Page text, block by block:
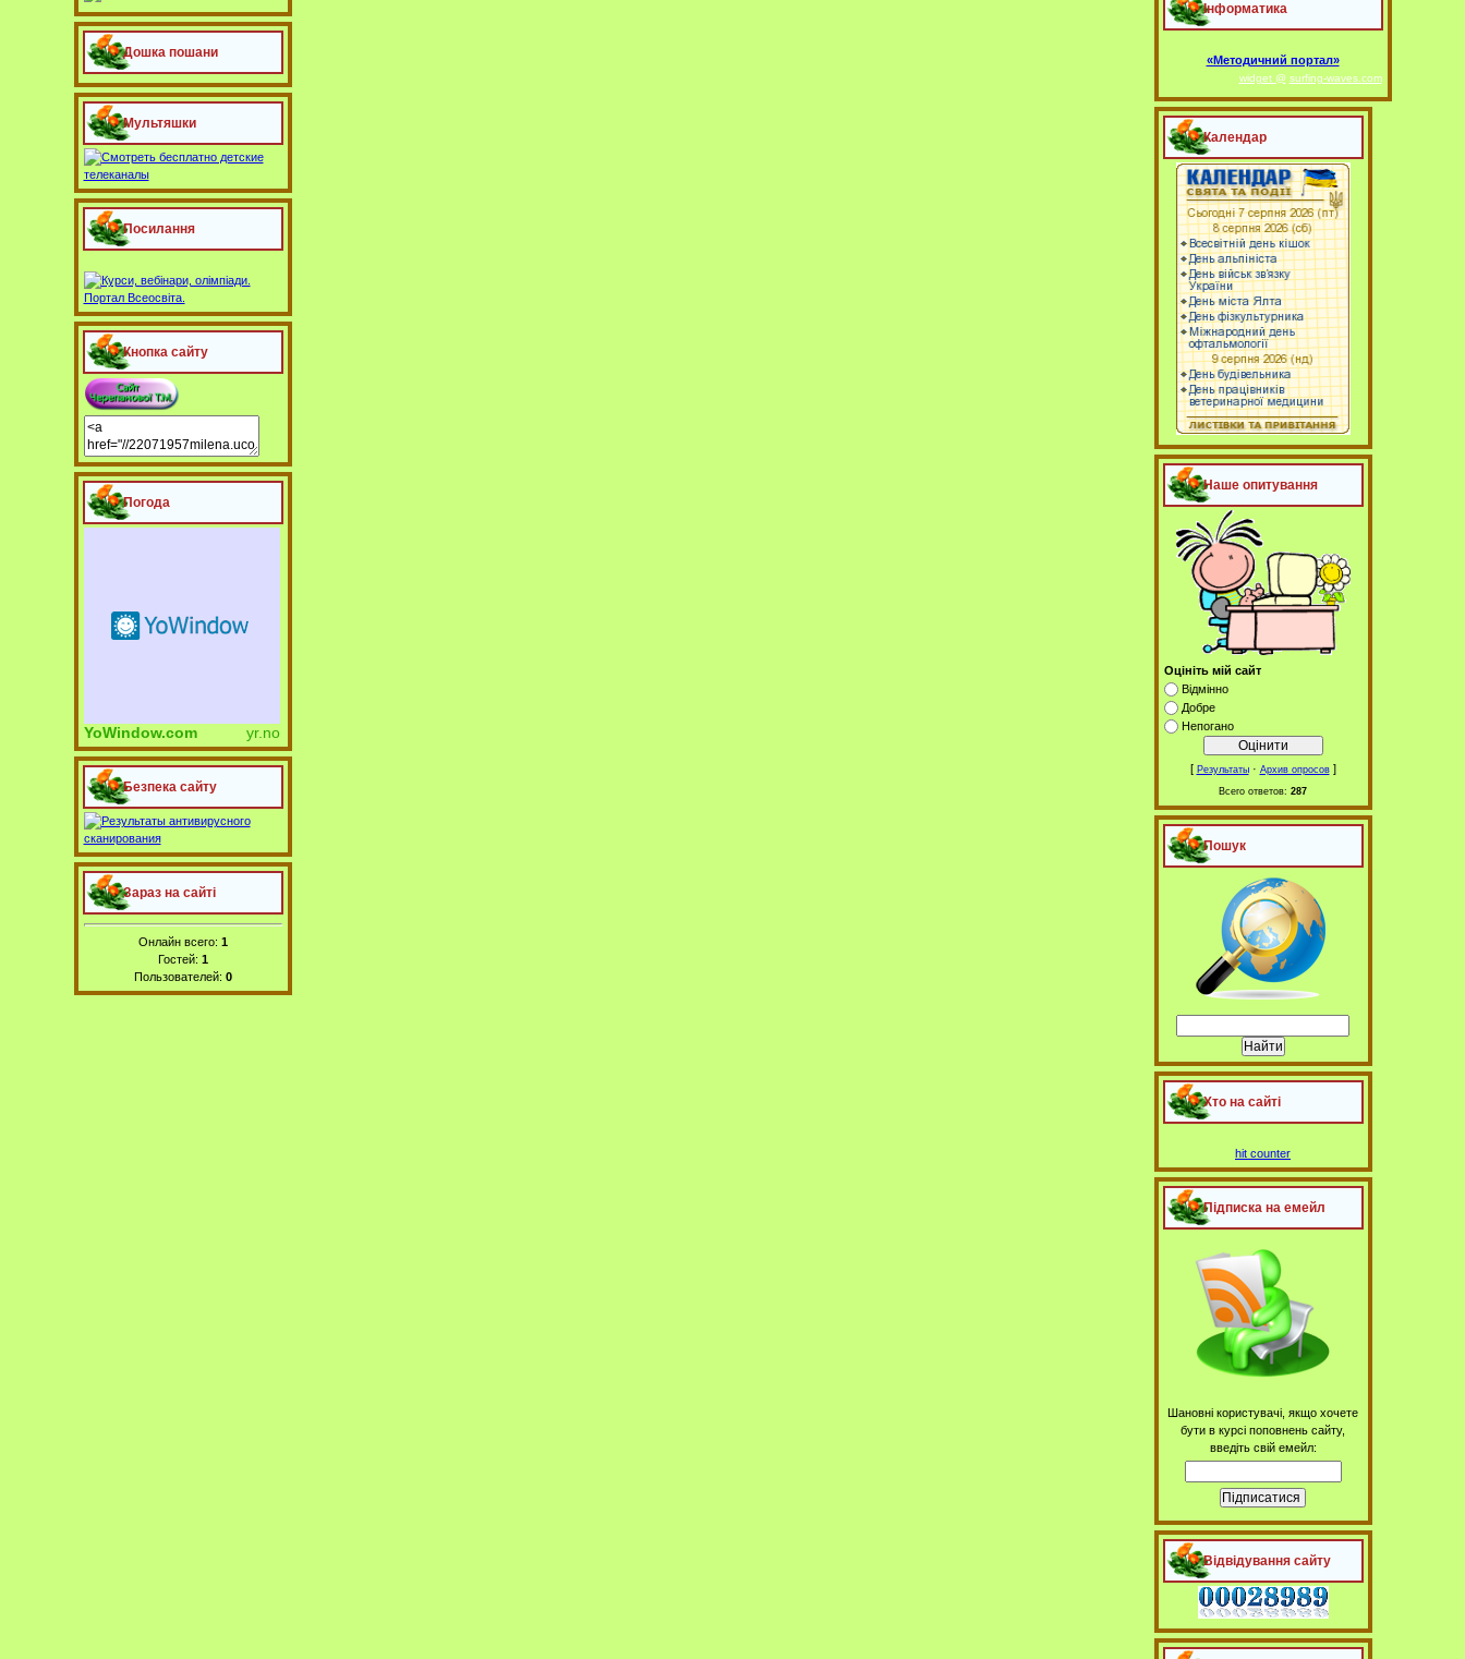
Дошка пошани
Мультяшки
Посилання
Кнопка сайту
Погода
YoWindow.com yr.no
Безпека сайту
Зараз на сайті
Онлайн всего: 1
Гостей: 1
Пользователей: 0
Інформатика
«Методичний портал»
widget @ surfing-waves.com
Календар
Наше опитування
Оцініть мій сайт
Відмінно
Добре
Непогано
[ Результаты· Архив опросов]
Всего ответов: 287
Пошук
Хто на сайті
hit counter
Підписка на емейл
Шановні користувачі, якщо хочете
бути в курсі поповнень сайту,
введіть свій емейл:
Відвідування сайту